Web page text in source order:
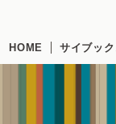
HOME サイブッ